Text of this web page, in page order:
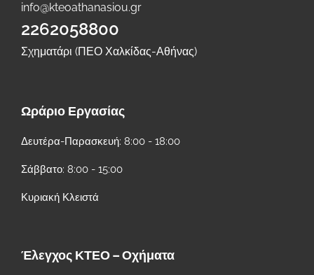
info@kteoathanasiou.gr
2262058800
Σχηματάρι (ΠΕΟ Χαλκίδας-Αθήνας)
Ωράριο Εργασίας
Δευτέρα-Παρασκευή: 8:00 - 18:00
Σάββατο: 8:00 - 15:00
Κυριακή Κλειστά
Έλεγχος ΚΤΕΟ – Οχήματα